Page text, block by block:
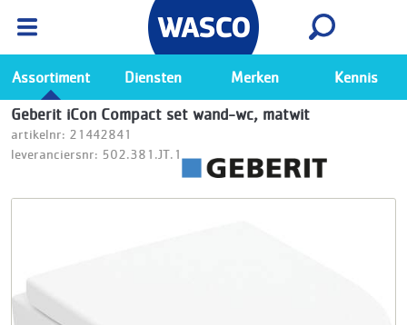
Ga naar de Wasco app
Bekijk
Assortiment Diensten Merken Kennis
Geberit iCon Compact set wand-wc, matwit
artikelnr: 21442841
leveranciersnr: 502.381.JT.1